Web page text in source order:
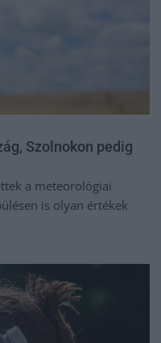
Szolnokon pedig
a meteorológiai
is olyan értékek